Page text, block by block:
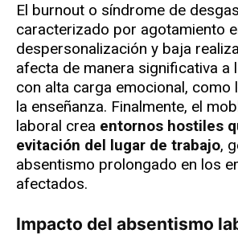
El burnout o síndrome de
caracterizado por agotamiento
despersonalización y baja
afecta de manera significativa a
con alta carga emocional, como
la enseñanza. Finalmente, el
laboral crea entornos hostiles
evitación del lugar de trabajo,
absentismo prolongado en los
afectados.
Impacto del absentismo